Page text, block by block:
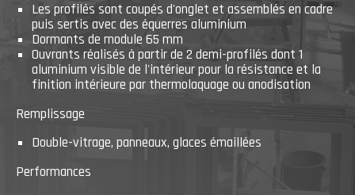
Les profilés sont coupés d'onglet et assemblés en cadre
puis sertis avec des équerres aluminium
Dormants de module 65 mm
Ouvrants réalisés à partir de 2 demi-profilés dont 1
aluminium visible de l'intérieur pour la résistance et la
finition intérieure par thermolaquage ou anodisation
Remplissage
Double-vitrage, panneaux, glaces émaillées
Performances